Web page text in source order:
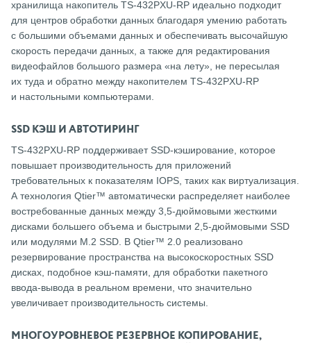
хранилища накопитель TS-432PXU-RP идеально подходит
для центров обработки данных благодаря умению работать
с большими объемами данных и обеспечивать высочайшую
скорость передачи данных, а также для редактирования
видеофайлов большого размера «на лету», не пересылая
их туда и обратно между накопителем TS-432PXU-RP
и настольными компьютерами.
SSD КЭШ И АВТОТИРИНГ
TS-432PXU-RP поддерживает SSD-кэширование, которое
повышает производительность для приложений
требовательных к показателям IOPS, таких как виртуализация.
А технология Qtier™ автоматически распределяет наиболее
востребованные данных между 3,5-дюймовыми жесткими
дисками большего объема и быстрыми 2,5-дюймовыми SSD
или модулями M.2 SSD. В Qtier™ 2.0 реализовано
резервирование пространства на высокоскоростных SSD
дисках, подобное кэш-памяти, для обработки пакетного
ввода-вывода в реальном времени, что значительно
увеличивает производительность системы.
МНОГОУРОВНЕВОЕ РЕЗЕРВНОЕ КОПИРОВАНИЕ,